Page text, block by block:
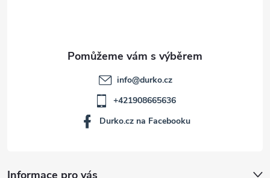
Informace pro vás
info@durko.cz
+421908665636
Durko.cz na Facebooku